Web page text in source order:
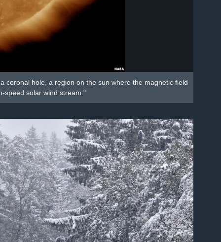
coronal hole, a region on the sun where the magnetic field
speed solar wind stream."